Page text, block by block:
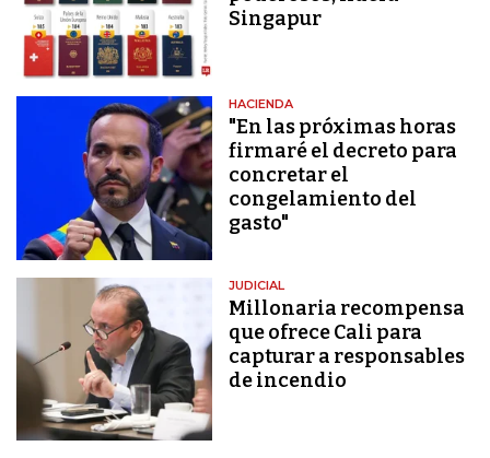
Singapur
HACIENDA
"En las próximas horas
firmaré el decreto para
concretar el
congelamiento del
gasto"
JUDICIAL
Millonaria recompensa
que ofrece Cali para
capturar a responsables
de incendio